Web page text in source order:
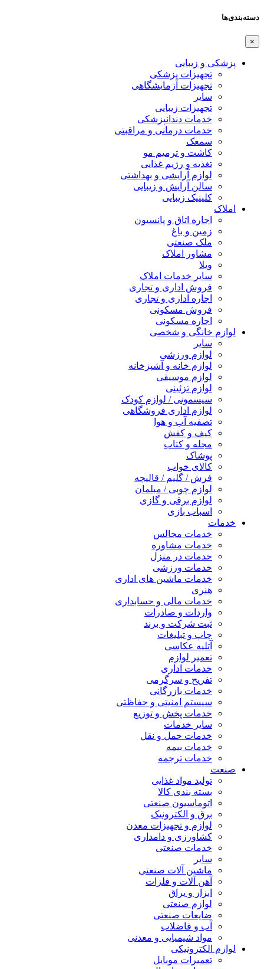
دسته‌بندی‌ها
×
پزشکی و زیبایی
تجهیزات پزشکی
تجهیزات آزمایشگاهی
سایر
تجهیزات زیبایی
خدمات دندانپزشکی
خدمات درمانی و مراقبتی
سمعک
کاشت و ترمیم مو
تغذیه و رژیم غذایی
لوازم آرایشی و بهداشتی
سالن آرایش و زیبایی
کلینیک زیبایی
املاک
اجاره اتاق و پانسیون
زمین و باغ
ملک صنعتی
مشاور املاک
ویلا
سایر خدمات املاک
فروش اداری و تجاری
اجاره اداری و تجاری
فروش مسکونی
اجاره مسکونی
لوازم خانگی و شخصی
سایر
لوازم ورزشی
لوازم خانه و آشپزخانه
لوازم موسیقی
لوازم تزئینی
سیسمونی / لوازم کودک
لوازم اداری فروشگاهی
تصفیه آب و هوا
کیف و کفش
مجله و کتاب
پوشاک
کالای خواب
فرش / گلیم / قالیچه
لوازم چوبی / مبلمان
لوازم برقی و گازی
اسباب بازی
خدمات
خدمات مجالس
خدمات مشاوره
خدمات در منزل
خدمات ورزشی
خدمات ماشین های اداری
هنری
خدمات مالی و حسابداری
واردات و صادرات
ثبت شرکت و برند
چاپ و تبلیغات
آتلیه عکاسی
تعمیر لوازم
خدمات اداری
تفریح و سرگرمی
خدمات بازرگانی
سیستم امنیتی و حفاظتی
خدمات پخش و توزیع
سایر خدمات
خدمات حمل و نقل
خدمات بیمه
خدمات ترجمه
صنعت
تولید مواد غذایی
بسته بندی کالا
اتوماسیون صنعتی
برق و الکترونیک
لوازم و تجهیزات معدن
کشاورزی و دامداری
خدمات صنعتی
سایر
ماشین آلات صنعتی
آهن آلات و فلزات
ابزار و یراق
لوازم صنعتی
ضایعات صنعتی
آب و فاضلاب
مواد شیمیایی و معدنی
لوازم الکترونیکی
تعمیرات موبایل